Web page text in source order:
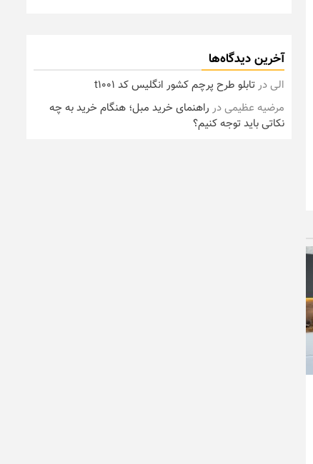
آخرین دیدگاه‌ها
الیدرتابلو طرح پرچم کشور انگلیس کد t1001
مرضیه عظیمیدر راهنمای خرید مبل؛ هنگام خرید به چه
نکاتی باید توجه کنیم؟